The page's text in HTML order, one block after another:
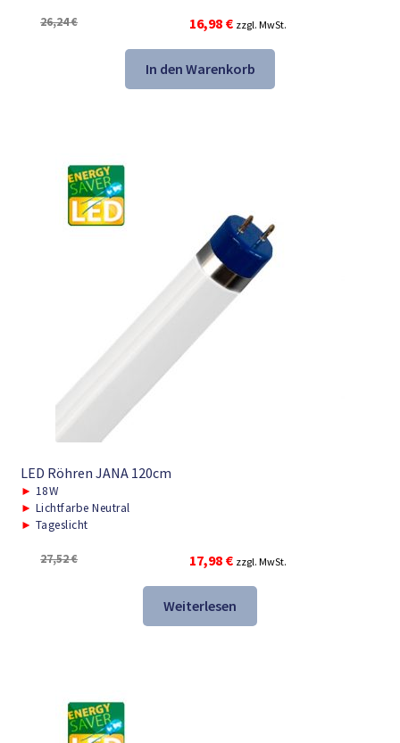
26,24€
Ursprünglicher
Preis
war:
26,24 €
16,98 €Aktueller
Preis
ist:
16,98 €.
zzgl. MwSt.
In den Warenkorb
LED Röhren JANA 120cm
► 18W
► Lichtfarbe Neutral
► Tageslicht
27,52€
Ursprünglicher
Preis
war:
27,52 €
17,98 €Aktueller
Preis
ist:
17,98 €.
zzgl. MwSt.
Weiterlesen